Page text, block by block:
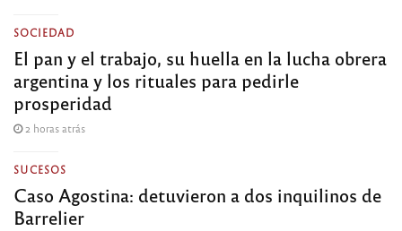
SOCIEDAD
El pan y el trabajo, su huella en la lucha obrera
argentina y los rituales para pedirle
prosperidad
2 horas atrás
SUCESOS
Caso Agostina: detuvieron a dos inquilinos de
Barrelier